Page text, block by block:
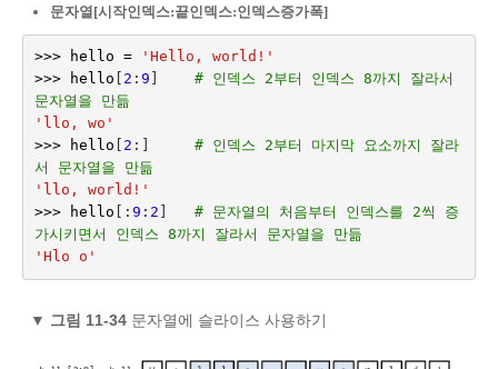
문자열[시작인덱스:끝인덱스:인덱스증가폭]
>>> hello =
'Hello, world!'
>>>
hello 2 : 9
# 인덱스 2부터 인덱스 8까지 잘라서
문자열을 만듦
'llo, wo'
>>>
hello 2 :]
# 인덱스 2부터 마지막 요소까지 잘라
서 문자열을 만듦
'llo, world!'
>>>
hello [: 9 : 2
# 문자열의 처음부터 인덱스를 2씩 증
가시키면서 인덱스 8까지 잘라서 문자열을 만듦
'Hlo o'
▼ 그림 11-34문자열에 슬라이스 사용하기